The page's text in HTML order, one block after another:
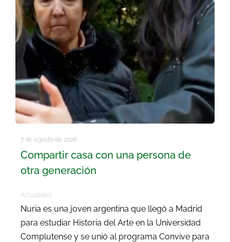
7 de agosto de 2026
Compartir casa con una persona de
otra generación
Actualidad
Nuria es una joven argentina que llegó a Madrid
para estudiar Historia del Arte en la Universidad
Complutense y se unió al programa Convive para